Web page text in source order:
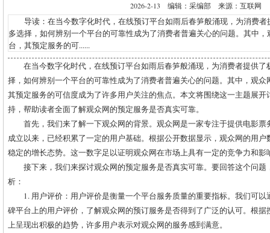
2026-2-13 编辑：采编部 来源：互联网
导读：在当今数字化时代，在线预订平台如雨后春笋般涌现，为消费者
多选择，如何辨别一个平台的可靠性成为了消费者普遍关心的问题。其中
台，其预定服务的可......
在当今数字化时代，在线预订平台如雨后春笋般涌现，为消费者提供
择，如何辨别一个平台的可靠性成为了消费者普遍关心的问题。其中，观
其预定服务的可信度成为了许多用户关注的焦点。本文将围绕这一主题展
持，帮助读者全面了解观众网的预定服务是否真实可靠。
首先，我们来了解一下观众网的背景。观众网是一家专注于提供电影
成立以来，已经积累了一定的用户基础。根据公开数据显示，观众网的用
稳定的增长态势。这一数字足以证明观众网在市场上具有一定的竞争力和影
接下来，我们来探讨观众网的预定服务是否真实可靠。要回答这个问
析：
1. 用户评价：用户评价是衡量一个平台服务质量的重要指标。我们可
碑平台上的用户评价，了解观众网的预订服务是否得到了广泛的认可。根
上呈现出积极的趋势，许多用户表示对观众网的服务感到满意。